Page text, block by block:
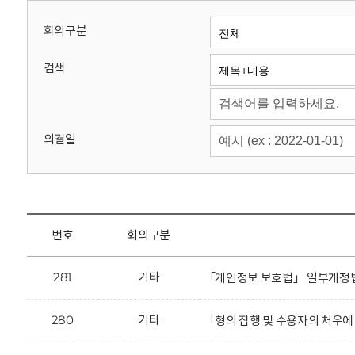
회
회의구분
검색
의결일
번호 회의구분
281 기타 「개인정보 보호법」 일부개
280 기타 「형의 집행 및 수용자의 처우